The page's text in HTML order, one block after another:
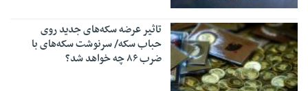
تاثیر عرضه‌ سکه‌های جدید روی
حباب سکه/ سرنوشت سکه‌های با
ضرب ۸۶ چه خواهد شد؟